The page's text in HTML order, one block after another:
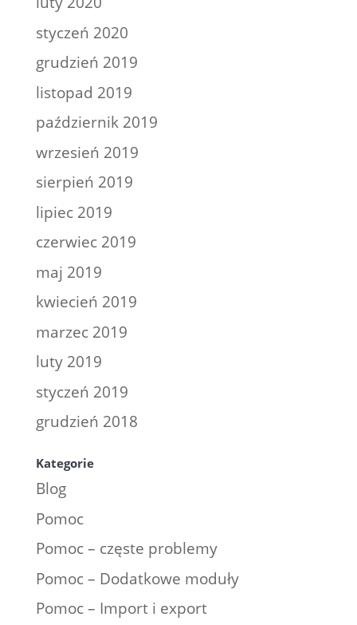
styczeń 2020
grudzień 2019
listopad 2019
październik 2019
wrzesień 2019
sierpień 2019
lipiec 2019
czerwiec 2019
maj 2019
kwiecień 2019
marzec 2019
luty 2019
styczeń 2019
grudzień 2018
Kategorie
Blog
Pomoc
Pomoc – częste problemy
Pomoc – Dodatkowe moduły
Pomoc – Import i export